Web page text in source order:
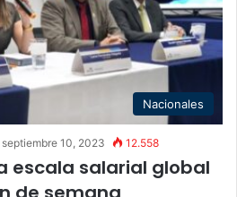
Nacionales
septiembre 10, 2023 12.558
escala salarial global